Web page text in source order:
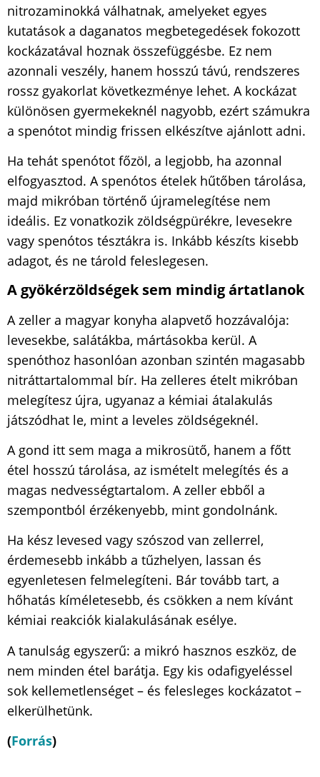
nitrozaminokká válhatnak, amelyeket egyes
kutatások a daganatos megbetegedések fokozott
kockázatával hoznak összefüggésbe. Ez nem
azonnali veszély, hanem hosszú távú, rendszeres
rossz gyakorlat következménye lehet. A kockázat
különösen gyermekeknél nagyobb, ezért számukra
a spenótot mindig frissen elkészítve ajánlott adni.
Ha tehát spenótot főzöl, a legjobb, ha azonnal
elfogyasztod. A spenótos ételek hűtőben tárolása,
majd mikróban történő újramelegítése nem
ideális. Ez vonatkozik zöldségpürékre, levesekre
vagy spenótos tésztákra is. Inkább készíts kisebb
adagot, és ne tárold feleslegesen.
A gyökérzöldségek sem mindig ártatlanok
A zeller a magyar konyha alapvető hozzávalója:
levesekbe, salátákba, mártásokba kerül. A
spenóthoz hasonlóan azonban szintén magasabb
nitrát­tartalommal bír. Ha zelleres ételt mikróban
melegítesz újra, ugyanaz a kémiai átalakulás
játszódhat le, mint a leveles zöldségeknél.
A gond itt sem maga a mikrosütő, hanem a főtt
étel hosszú tárolása, az ismételt melegítés és a
magas nedvességtartalom. A zeller ebből a
szempontból érzékenyebb, mint gondolnánk.
Ha kész levesed vagy szószod van zellerrel,
érdemesebb inkább a tűzhelyen, lassan és
egyenletesen felmelegíteni. Bár tovább tart, a
hőhatás kíméletesebb, és csökken a nem kívánt
kémiai reakciók kialakulásának esélye.
A tanulság egyszerű: a mikró hasznos eszköz, de
nem minden étel barátja. Egy kis odafigyeléssel
sok kellemetlenséget – és felesleges kockázatot –
elkerülhetünk.
(Forrás)